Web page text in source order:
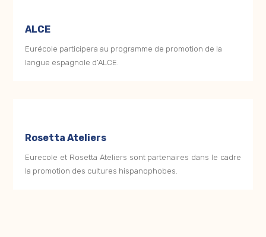
ALCE
Eurécole participera au programme de promotion de la
langue espagnole d’ALCE.
Rosetta Ateliers
Eurecole et Rosetta Ateliers sont partenaires dans le cadre
la promotion des cultures hispanophobes.